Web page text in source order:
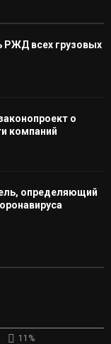
всех грузовых
о
компаний
определяющий
11%